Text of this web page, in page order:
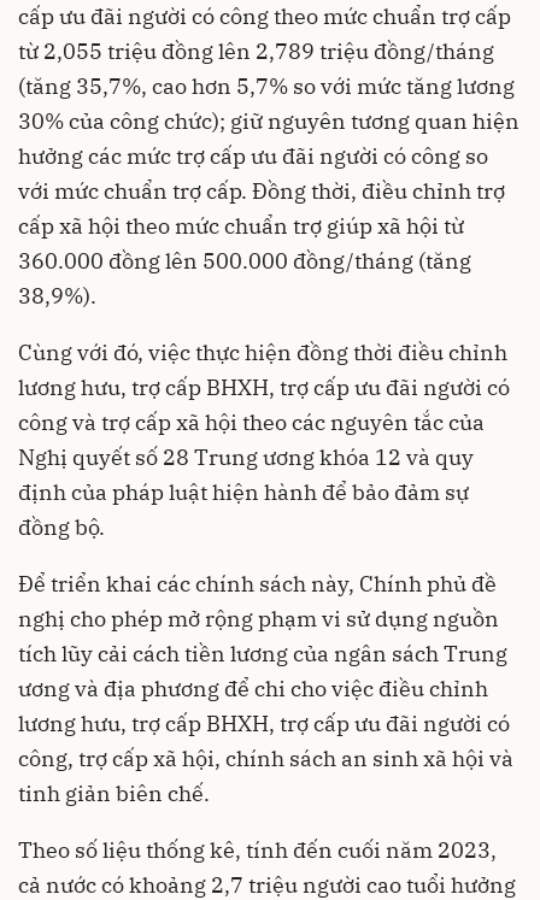
cấp ưu đãi người có công theo mức chuẩn trợ cấp
từ 2,055 triệu đồng lên 2,789 triệu đồng/tháng
(tăng 35,7%, cao hơn 5,7% so với mức tăng lương
30% của công chức); giữ nguyên tương quan hiện
hưởng các mức trợ cấp ưu đãi người có công so
với mức chuẩn trợ cấp. Đồng thời, điều chỉnh trợ
cấp xã hội theo mức chuẩn trợ giúp xã hội từ
360.000 đồng lên 500.000 đồng/tháng (tăng
38,9%).
Cùng với đó, việc thực hiện đồng thời điều chỉnh
lương hưu, trợ cấp BHXH, trợ cấp ưu đãi người có
công và trợ cấp xã hội theo các nguyên tắc của
Nghị quyết số 28 Trung ương khóa 12 và quy
định của pháp luật hiện hành để bảo đảm sự
đồng bộ.
Để triển khai các chính sách này, Chính phủ đề
nghị cho phép mở rộng phạm vi sử dụng nguồn
tích lũy cải cách tiền lương của ngân sách Trung
ương và địa phương để chi cho việc điều chỉnh
lương hưu, trợ cấp BHXH, trợ cấp ưu đãi người có
công, trợ cấp xã hội, chính sách an sinh xã hội và
tinh giản biên chế.
Theo số liệu thống kê, tính đến cuối năm 2023,
cả nước có khoảng 2,7 triệu người cao tuổi hưởng